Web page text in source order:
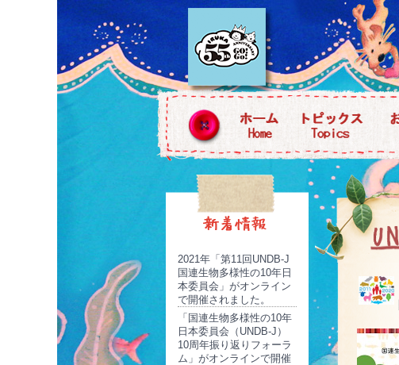
2021年「第11回UNDB-J
国連生物多様性の10年日
本委員会」がオンライン
で開催されました。
「国連生物多様性の10年
日本委員会（UNDB-J）
10周年振り返りフォーラ
ム」がオンラインで開催